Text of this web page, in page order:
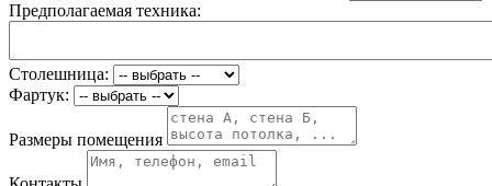
Предполагаемая техника:
Столешница:
Фартук:
Размеры помещения